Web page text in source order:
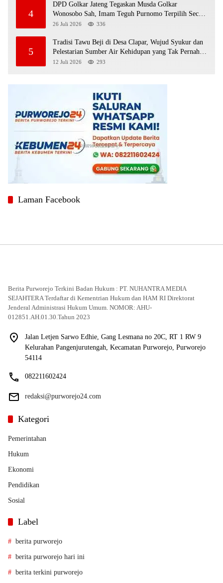
4
DPD Golkar Jateng Tegaskan Musda Golkar
Wonosobo Sah, Imam Teguh Purnomo Terpilih Secara
Aklamasi
26 Juli 2026 336
5
Tradisi Tawu Beji di Desa Clapar, Wujud Syukur dan
Pelestarian Sumber Air Kehidupan yang Tak Pernah
Kering
12 Juli 2026 293
Laman Facebook
Berita Purworejo Terkini Badan Hukum : PT. NUHANTRA MEDIA
SEJAHTERA Terdaftar di Kementrian Hukum dan HAM RI Direktorat
Jenderal Administrasi Hukum Umum. NOMOR: AHU-
012851.AH.01.30.Tahun 2023
Jalan Letjen Sarwo Edhie, Gang Lesmana no 20C, RT 1 RW 9
Kelurahan Pangenjurutengah, Kecamatan Purworejo, Purworejo
54114
082211602424
redaksi@purworejo24.com
Kategori
Pemerintahan
Hukum
Ekonomi
Pendidikan
Sosial
Label
berita purworejo
berita purworejo hari ini
berita terkini purworejo